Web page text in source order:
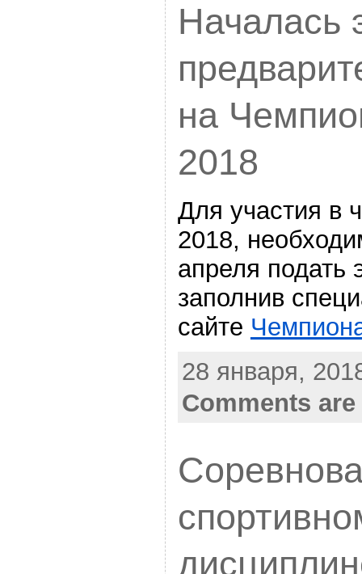
Началась
на
2018
Для участия в
2018,
апреля подать
заполнив
сайте
28 января,
Comments